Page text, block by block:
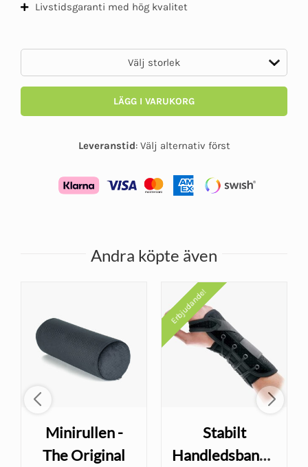
Livstidsgaranti med hög kvalitet
LÄGG I VARUKORG
Leveranstid: Välj alternativ först
Andra köpte även
Minirullen -
The Original
Erbjudande!
Stabilt
Handledsbandage